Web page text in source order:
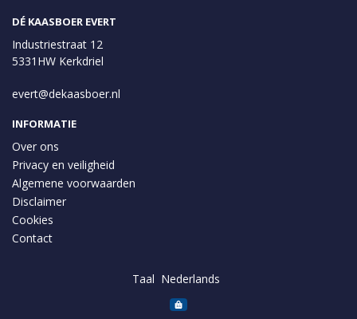
DÉ KAASBOER EVERT
Industriestraat 12
5331HW Kerkdriel
evert@dekaasboer.nl
INFORMATIE
Over ons
Privacy en veiligheid
Algemene voorwaarden
Disclaimer
Cookies
Contact
Taal